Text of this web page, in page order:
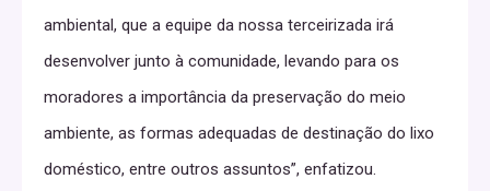
ambiental, que a equipe da nossa terceirizada irá
desenvolver junto à comunidade, levando para os
moradores a importância da preservação do meio
ambiente, as formas adequadas de destinação do lixo
doméstico, entre outros assuntos”, enfatizou.